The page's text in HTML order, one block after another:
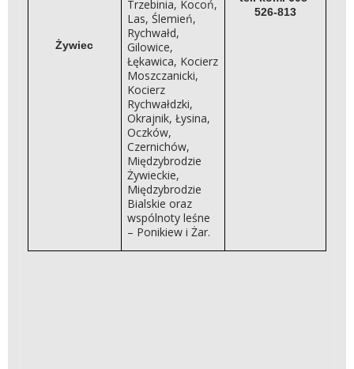
Żywiec
Trzebinia, Kocoń,
Las, Ślemień,
Rychwałd,
Gilowice,
Łękawica, Kocierz
Moszczanicki,
Kocierz
Rychwałdzki,
Okrajnik, Łysina,
Oczków,
Czernichów,
Międzybrodzie
Żywieckie,
Międzybrodzie
Bialskie oraz
wspólnoty leśne
– Ponikiew i Żar.
526-813